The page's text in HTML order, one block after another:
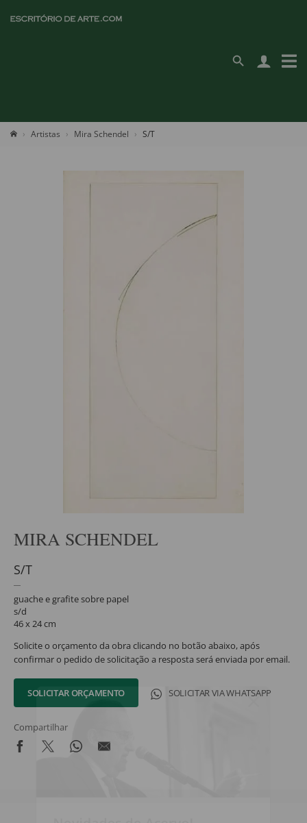
Artistas Mira Schendel S/T
MIRA SCHENDEL
S/T
guache e grafite sobre papel
s/d
46 x 24 cm
Solicite o orçamento da obra clicando no botão abaixo, após
confirmar o pedido de solicitação a resposta será enviada por email.
SOLICITAR ORÇAMENTO SOLICITAR VIA WHATSAPP
Compartilhar